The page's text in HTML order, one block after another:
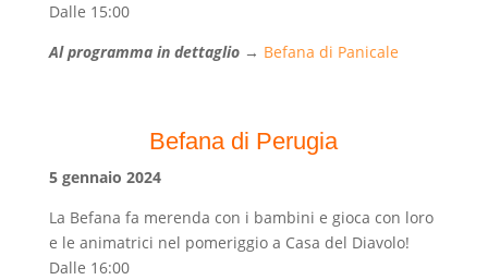
Dalle 15:00
Al programma in dettaglio → Befana di Panicale
Befana di Perugia
5gennaio 2024
La Befana fa merenda con i bambini e gioca con loro
e le animatrici nel pomeriggio a Casa del Diavolo!
Dalle 16:00